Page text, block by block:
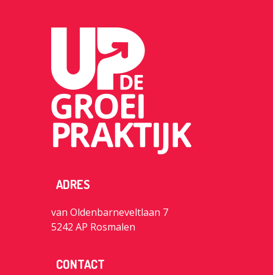
ADRES
van Oldenbarneveltlaan 7
5242 AP Rosmalen
CONTACT